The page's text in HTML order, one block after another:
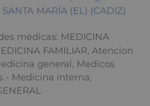
MARÍA (EL) (CADIZ)
médicas: MEDICINA
FAMILIAR, Atencion
general, Medicos
- Medicina interna,